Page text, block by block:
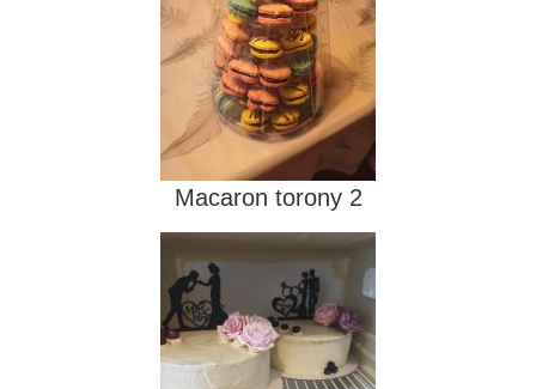
Macaron torony 2